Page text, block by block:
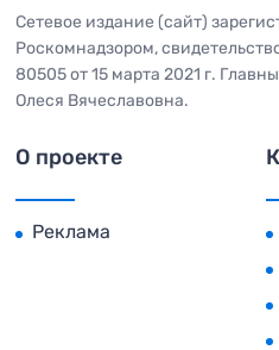
Сетевое издание (сайт)
Роскомнадзором,
80505 от 15 марта 2021 г.
Олеся Вячеславовна.
О проекте
Реклама